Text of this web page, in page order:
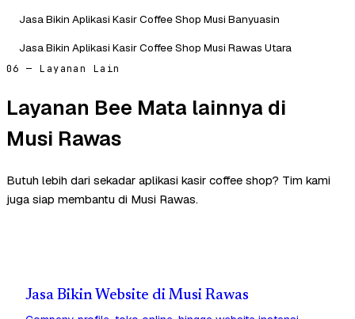
Jasa Bikin Aplikasi Kasir Coffee Shop Musi Banyuasin
Jasa Bikin Aplikasi Kasir Coffee Shop Musi Rawas Utara
06 — Layanan Lain
Layanan Bee Mata lainnya di
Musi Rawas
Butuh lebih dari sekadar aplikasi kasir coffee shop? Tim kami
juga siap membantu di Musi Rawas.
Jasa Bikin Website di Musi Rawas